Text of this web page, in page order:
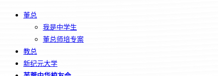
董总
我是中学生
董总师培专案
教总
新纪元大学